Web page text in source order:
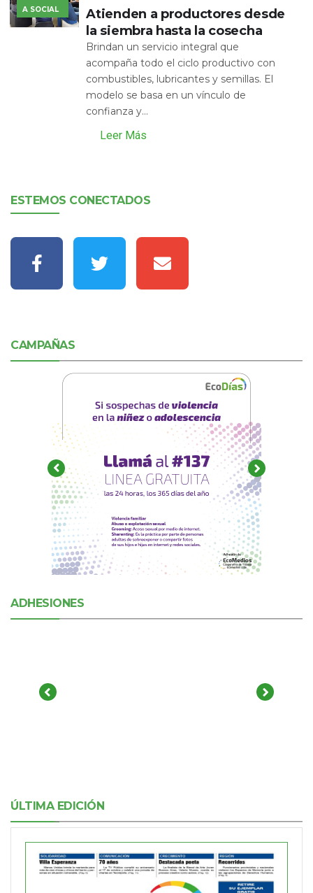
A SOCIAL
Atienden a productores desde
la siembra hasta la cosecha
Brindan un servicio integral que
acompaña todo el ciclo productivo con
combustibles, lubricantes y semillas. El
modelo se basa en un vínculo de
confianza y...
Leer Más
ESTEMOS CONECTADOS
CAMPAÑAS
ADHESIONES
ÚLTIMA EDICIÓN